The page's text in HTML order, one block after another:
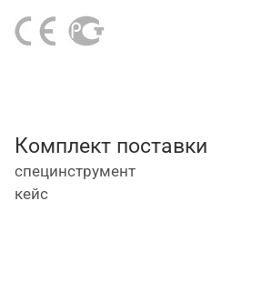
10.Оправка для выпрессовки;
11.Оправка для выпрессовки.
Комплект поставки
специнструмент
кейс